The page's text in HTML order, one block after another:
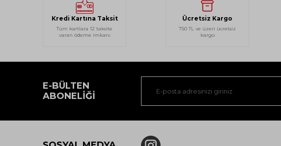
Kredi Kartına Taksit
Tüm kartlara 12 taksite
varan ödeme imkanı
Ücretsiz Kargo
750 TL ve üzeri ücretsiz
kargo
E-BÜLTEN
ABONELIĞI